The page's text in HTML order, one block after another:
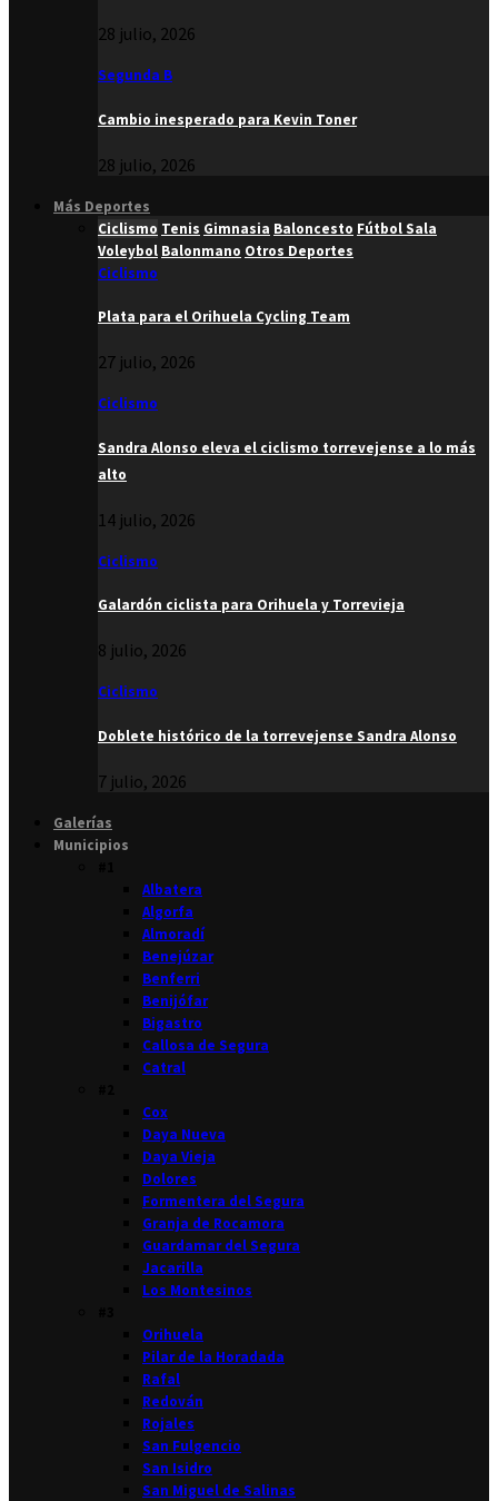
28 julio, 2026
Segunda B
Cambio inesperado para Kevin Toner
28 julio, 2026
Más Deportes
Ciclismo Tenis Gimnasia Baloncesto Fútbol Sala
Voleybol Balonmano Otros Deportes
Ciclismo
Plata para el Orihuela Cycling Team
27 julio, 2026
Ciclismo
Sandra Alonso eleva el ciclismo torrevejense a lo más
alto
14 julio, 2026
Ciclismo
Galardón ciclista para Orihuela y Torrevieja
8 julio, 2026
Ciclismo
Doblete histórico de la torrevejense Sandra Alonso
7 julio, 2026
Galerías
Municipios
Albatera
Algorfa
Almoradí
Benejúzar
Benferri
Benijófar
Bigastro
Callosa de Segura
Catral
Cox
Daya Nueva
Daya Vieja
Dolores
Formentera del Segura
Granja de Rocamora
Guardamar del Segura
Jacarilla
Los Montesinos
Orihuela
Pilar de la Horadada
Rafal
Redován
Rojales
San Fulgencio
San Isidro
San Miguel de Salinas